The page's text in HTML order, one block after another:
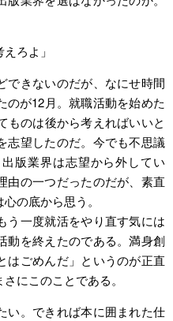
ろよ」
できないのだが、なにせ時間
のが12月。就職活動を始めた
ものは後から考えればいいと
志望したのだ。今でも不思議
版業界は志望から外してい
由の一つだったのだが、素直
の底から思う。
う一度就活をやり直す気には
動を終えたのである。満身創
はごめんだ」というのが正直
にこのことである。
い。できれば本に囲まれた仕